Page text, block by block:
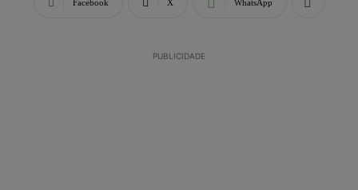
Facebook X WhatsApp
PUBLICIDADE